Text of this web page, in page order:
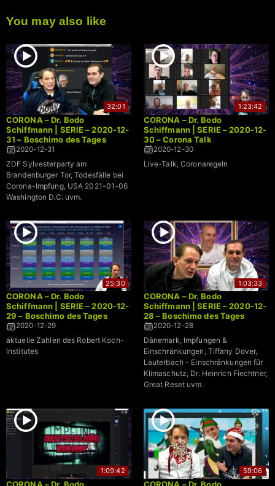
You may also like
32:01
CORONA – Dr. Bodo
Schiffmann | SERIE – 2020-12-
31 – Boschimo des Tages
2020-12-31
ZDF Sylvesterparty am
Brandenburger Tor, Todesfälle bei
Corona-Impfung, USA 2021-01-06
Washington D.C. uvm.
1:23:42
CORONA – Dr. Bodo
Schiffmann | SERIE – 2020-12-
30 – Corona Talk
2020-12-30
Live-Talk, Coronaregeln
25:30
CORONA – Dr. Bodo
Schiffmann | SERIE – 2020-12-
29 – Boschimo des Tages
2020-12-29
aktuelle Zahlen des Robert Koch-
Institutes
1:03:33
CORONA – Dr. Bodo
Schiffmann | SERIE – 2020-12-
28 – Boschimo des Tages
2020-12-28
Dänemark, Impfungen &
Einschränkungen, Tiffany Dover,
Lauterbach - Einschränkungen für
Klimaschutz, Dr. Heinrich Fiechtner,
Great Reset uvm.
1:09:42
CORONA – Dr. Bodo
59:06
CORONA – Dr. Bodo